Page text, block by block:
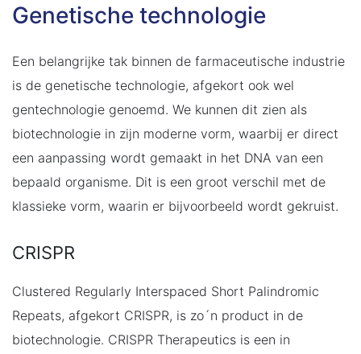
Genetische technologie
Een belangrijke tak binnen de farmaceutische industrie
is de genetische technologie, afgekort ook wel
gentechnologie genoemd. We kunnen dit zien als
biotechnologie in zijn moderne vorm, waarbij er direct
een aanpassing wordt gemaakt in het DNA van een
bepaald organisme. Dit is een groot verschil met de
klassieke vorm, waarin er bijvoorbeeld wordt gekruist.
CRISPR
Clustered Regularly Interspaced Short Palindromic
Repeats, afgekort CRISPR, is zo´n product in de
biotechnologie. CRISPR Therapeutics is een in